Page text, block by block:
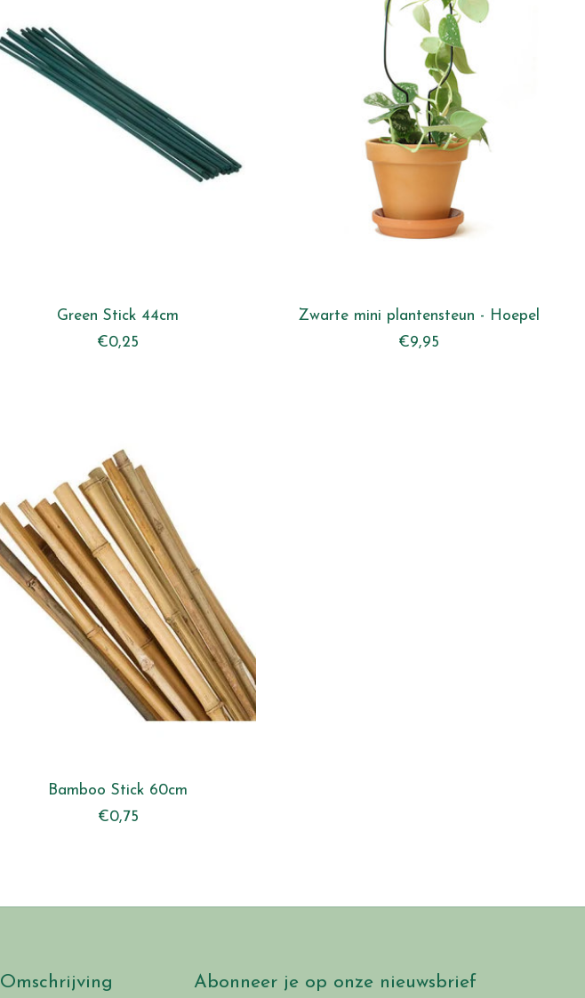
Green Stick 44cm
€0,25
Zwarte mini plantensteun - Hoepel
€9,95
Bamboo Stick 60cm
€0,75
Omschrijving Abonneer je op onze nieuwsbrief